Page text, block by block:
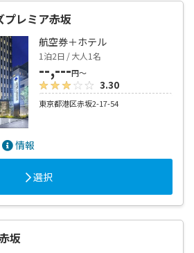
プレミア赤坂
航空券＋ホテル
1泊2日 / 大人1名
--,---円～
3.30
東京都港区赤坂2-17-54
情報
選択
坂